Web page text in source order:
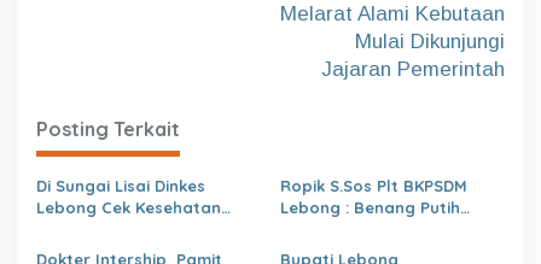
i
p
o
s
Melarat Alami Kebutaan
Mulai Dikunjungi
Jajaran Pemerintah
Posting Terkait
Di Sungai Lisai Dinkes
Lebong Cek Kesehatan
Ropik S.Sos Plt BKPSDM
Lebong : Benang Putih
dan Isu Buruk Pelayanan
Dokter Intership Pamit Bupati Lebong